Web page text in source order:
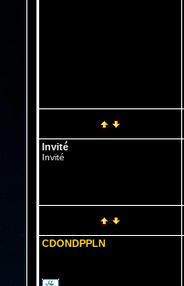
Invité
Invité
CDONDPPLN